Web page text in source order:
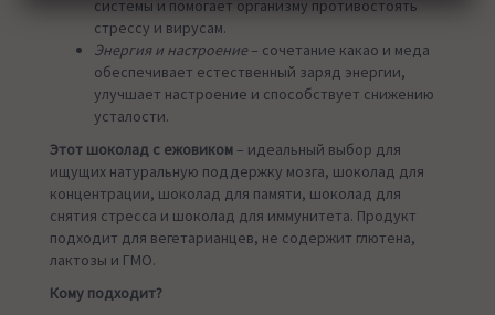
системы и помогает организму противостоять
стрессу и вирусам.
Энергия и настроение– сочетание какао и меда
обеспечивает естественный заряд энергии,
улучшает настроение и способствует снижению
усталости.
Этот шоколад с ежовиком – идеальный выбор для
ищущих натуральную поддержку мозга, шоколад для
концентрации, шоколад для памяти, шоколад для
снятия стресса и шоколад для иммунитета. Продукт
подходит для вегетарианцев, не содержит глютена,
лактозы и ГМО.
Кому подходит?